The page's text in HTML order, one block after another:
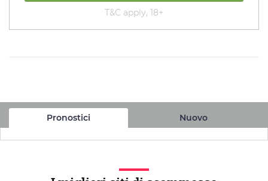
T&C apply, 18+
Pronostici Nuovo